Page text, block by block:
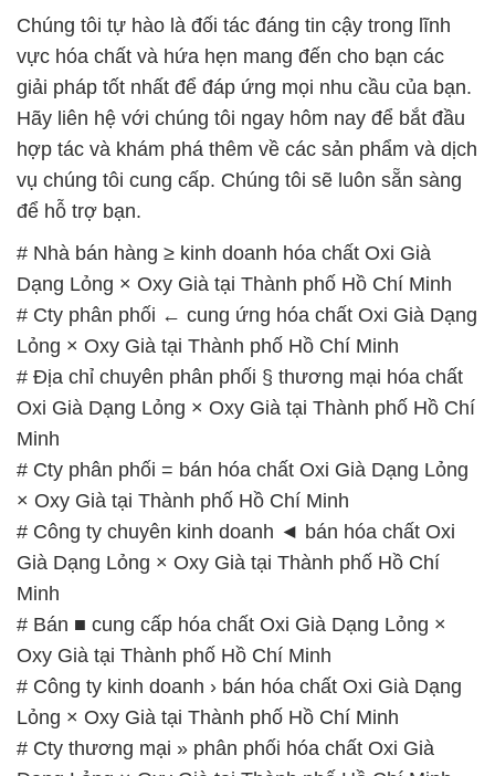
hợp tác và khám phá thêm về các sản phẩm và dịch
vụ chúng tôi cung cấp. Chúng tôi sẽ luôn sẵn sàng
để hỗ trợ bạn.
# Nhà bán hàng ≥ kinh doanh hóa chất Oxi Già
Dạng Lỏng × Oxy Già tại Thành phố Hồ Chí Minh
# Cty phân phối ← cung ứng hóa chất Oxi Già Dạng
Lỏng × Oxy Già tại Thành phố Hồ Chí Minh
# Địa chỉ chuyên phân phối § thương mại hóa chất
Oxi Già Dạng Lỏng × Oxy Già tại Thành phố Hồ Chí
Minh
# Cty phân phối = bán hóa chất Oxi Già Dạng Lỏng
× Oxy Già tại Thành phố Hồ Chí Minh
# Công ty chuyên kinh doanh ◄ bán hóa chất Oxi
Già Dạng Lỏng × Oxy Già tại Thành phố Hồ Chí
# Bán ■ cung cấp hóa chất Oxi Già Dạng Lỏng ×
Oxy Già tại Thành phố Hồ Chí Minh
# Công ty kinh doanh › bán hóa chất Oxi Già Dạng
Lỏng × Oxy Già tại Thành phố Hồ Chí Minh
# Cty thương mại » phân phối hóa chất Oxi Già
Dạng Lỏng × Oxy Già tại Thành phố Hồ Chí Minh
# Địa chỉ chuyên bán ÷ phân phối hóa chất Oxi Già
Dạng Lỏng × Oxy Già tại Thành phố Hồ Chí Minh
# Cung cấp _ bán hóa chất Oxi Già Dạng Lỏng ×
Oxy Già tại Thành phố Hồ Chí Minh